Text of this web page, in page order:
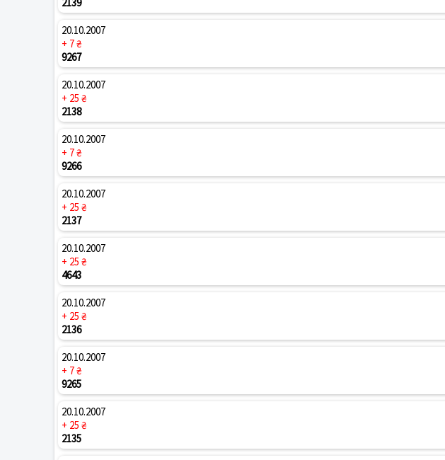
20.10.2007
+ 7 ₴
9267
20.10.2007
+ 25 ₴
2138
20.10.2007
+ 7 ₴
9266
20.10.2007
+ 25 ₴
2137
20.10.2007
+ 25 ₴
4643
20.10.2007
+ 25 ₴
2136
20.10.2007
+ 7 ₴
9265
20.10.2007
+ 25 ₴
2135